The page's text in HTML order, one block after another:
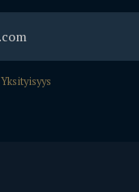
Yksityisyys